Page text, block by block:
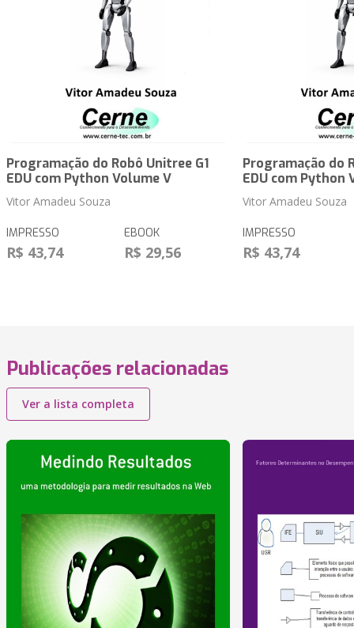
Programação do Robô Unitree G1
EDU com Python Volume V
Vitor Amadeu Souza
IMPRESSO
R$ 43,74
EBOOK
R$ 29,56
Programação do
EDU com Python
Vitor Amadeu Souza
IMPRESSO
R$ 43,74
Publicações relacionadas
Ver a lista completa